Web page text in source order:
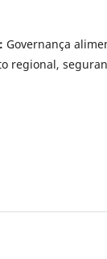
Governança
regional,